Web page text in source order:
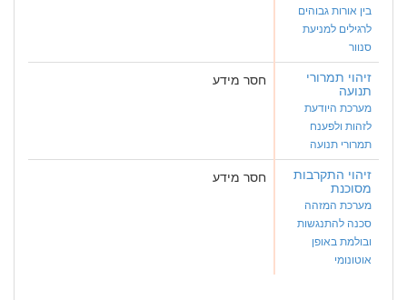
בין אורות גבוהים
לרגילים למניעת
סנוור
זיהוי תמרורי
תנועה
מערכת היודעת
לזהות ולפענח
תמרורי תנועה
חסר מידע
זיהוי התקרבות
מסוכנת
מערכת המזהה
סכנה להתנגשות
ובולמת באופן
אוטונומי
חסר מידע